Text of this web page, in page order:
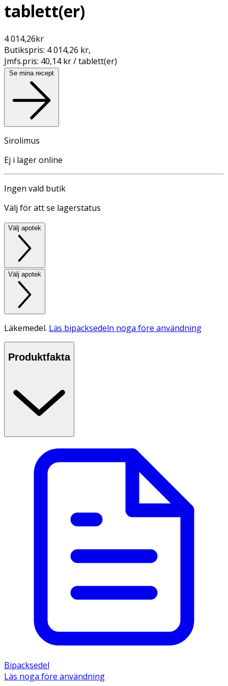
tablett(er)
4 014,26kr
Butikspris: 4 014,26 kr,
Jmfs.pris: 40,14 kr / tablett(er)
Se mina recept
Sirolimus
Ej i lager online
Ingen vald butik
Välj för att se lagerstatus
Välj apotek
Välj apotek
Läkemedel. Läs bipacksedeln noga före användning
Produktfakta
Bipacksedel
Läs noga före användning